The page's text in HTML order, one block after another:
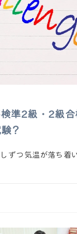
準2級・2級
？
ずつ気温が落ち着